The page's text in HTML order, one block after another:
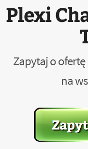
Plexi
Zapytaj o
na